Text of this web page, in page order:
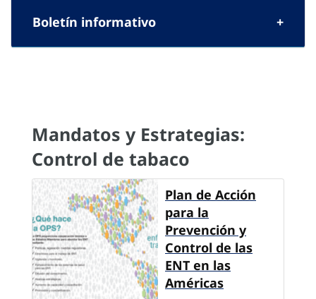
Boletín informativo
Mandatos y Estrategias:
Control de tabaco
Plan de Acción
para la
Prevención y
Control de las
ENT en las
Américas